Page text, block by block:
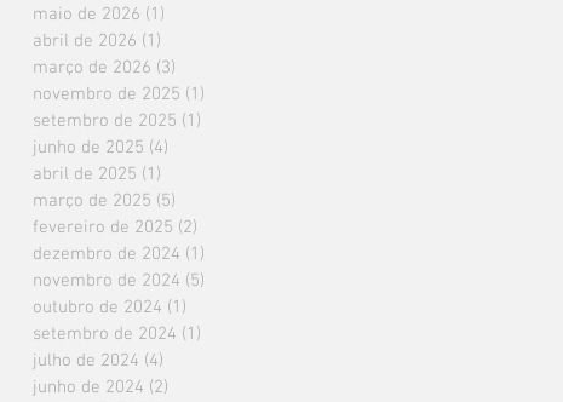
maio de 2026 (1)
abril de 2026 (1)
março de 2026 (3)
novembro de 2025 (1)
setembro de 2025 (1)
junho de 2025 (4)
abril de 2025 (1)
março de 2025 (5)
fevereiro de 2025 (2)
dezembro de 2024 (1)
novembro de 2024 (5)
outubro de 2024 (1)
setembro de 2024 (1)
julho de 2024 (4)
junho de 2024 (2)